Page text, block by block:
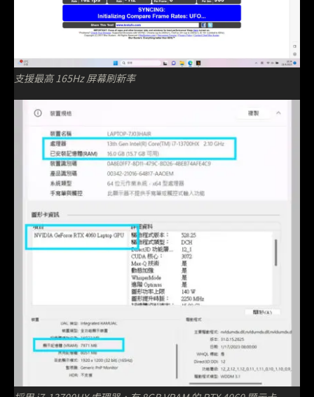
支援最高 165Hz 屏幕刷新率